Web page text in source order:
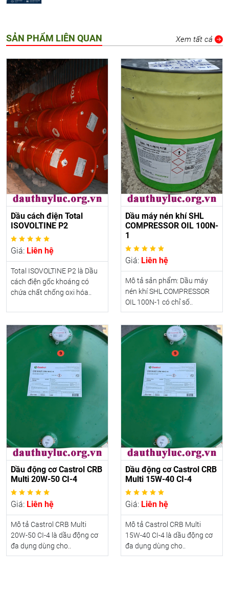
SẢN PHẨM LIÊN QUAN Xem tất cả
Dầu cách điện Total
ISOVOLTINE P2
Giá: Liên hệ
Total ISOVOLTINE P2 là Dầu
cách điện gốc khoáng có
chứa chất chống oxi hóa..
Dầu máy nén khí SHL
COMPRESSOR OIL 100N-
1
Giá: Liên hệ
Mô tả sản phẩm: Dầu máy
nén khí SHL COMPRESSOR
OIL 100N-1 có chỉ số..
Dầu động cơ Castrol CRB
Multi 20W-50 CI-4
Giá: Liên hệ
Mô tả Castrol CRB Multi
20W-50 CI-4 là dầu động cơ
đa dụng dùng cho..
Dầu động cơ Castrol CRB
Multi 15W-40 CI-4
Giá: Liên hệ
Mô tả Castrol CRB Multi
15W-40 CI-4 là dầu động cơ
đa dụng dùng cho..